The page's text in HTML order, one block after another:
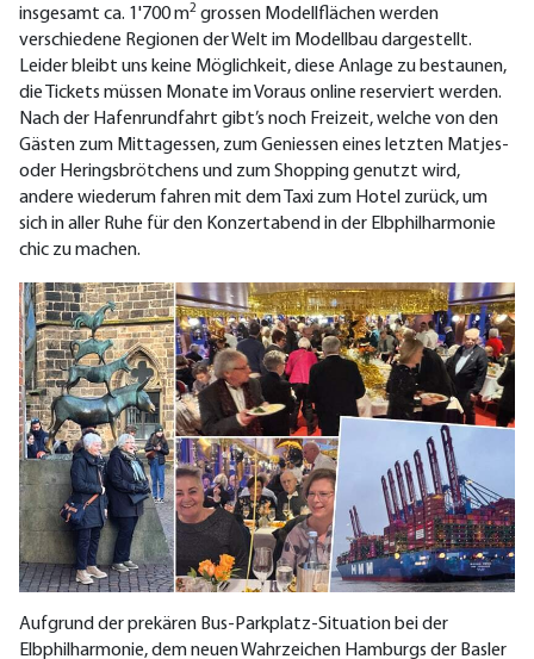
insgesamt ca. 1'700 m2 grossen Modellflächen werden
verschiedene Regionen der Welt im Modellbau dargestellt.
Leider bleibt uns keine Möglichkeit, diese Anlage zu bestaunen,
die Tickets müssen Monate im Voraus online reserviert werden.
Nach der Hafenrundfahrt gibt’s noch Freizeit, welche von den
Gästen zum Mittagessen, zum Geniessen eines letzten Matjes-
oder Heringsbrötchens und zum Shopping genutzt wird,
andere wiederum fahren mit dem Taxi zum Hotel zurück, um
sich in aller Ruhe für den Konzertabend in der Elbphilharmonie
chic zu machen.
Aufgrund der prekären Bus-Parkplatz-Situation bei der
Elbphilharmonie, dem neuen Wahrzeichen Hamburgs der Basler